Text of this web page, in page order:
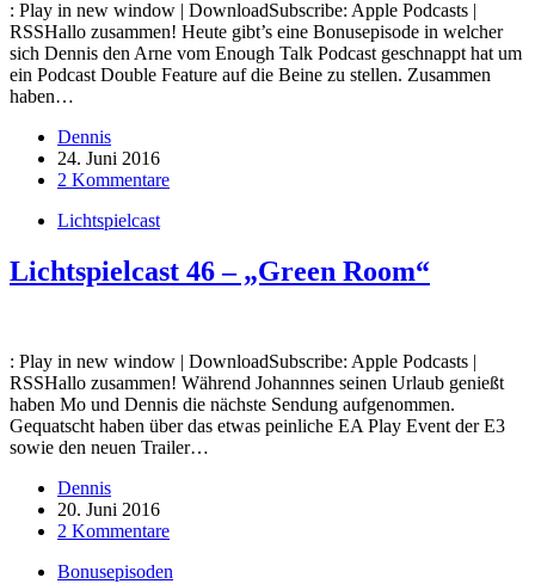
: Play in new window | DownloadSubscribe: Apple Podcasts |
RSSHallo zusammen! Heute gibt’s eine Bonusepisode in welcher
sich Dennis den Arne vom Enough Talk Podcast geschnappt hat um
ein Podcast Double Feature auf die Beine zu stellen. Zusammen
haben…
Dennis
24. Juni 2016
2 Kommentare
Lichtspielcast
Lichtspielcast 46 – „Green Room“
: Play in new window | DownloadSubscribe: Apple Podcasts |
RSSHallo zusammen! Während Johannnes seinen Urlaub genießt
haben Mo und Dennis die nächste Sendung aufgenommen.
Gequatscht haben über das etwas peinliche EA Play Event der E3
sowie den neuen Trailer…
Dennis
20. Juni 2016
2 Kommentare
Bonusepisoden